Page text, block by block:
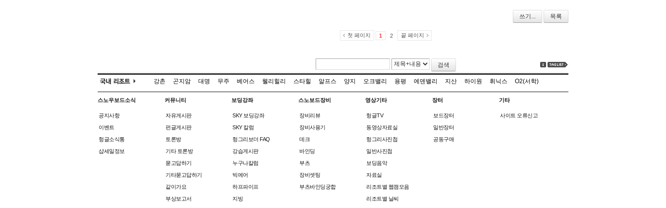
쓰기... 목록
첫 페이지 1 2 끝 페이지
검색
강촌 곤지암 대명 무주 베어스 웰리힐리 스타힐 알프스 양지 오크밸리 용평 에덴밸리 지산 하이원 휘닉스 O2(서학)
스노우보드소식
공지사항
이벤트
헝글소식통
샵세일정보
커뮤니티
자유게시판
펀글게시판
토론방
기타 토론방
묻고답하기
기타묻고답하기
같이가요
부상보고서
보딩강좌
SKY 보딩강좌
SKY 칼럼
헝그리보더 FAQ
강습게시판
누구나칼럼
빅에어
하프파이프
지빙
스노보드장비
장비리뷰
장비사용기
데크
바인딩
부츠
장비셋팅
부츠바인딩궁합
영상기타
헝글TV
동영상자료실
헝그리사진첩
일반사진첩
보딩음악
자료실
리조트별 웹캠모음
리조트별 날씨
장터
보드장터
일반장터
공동구매
기타
사이트 오류신고